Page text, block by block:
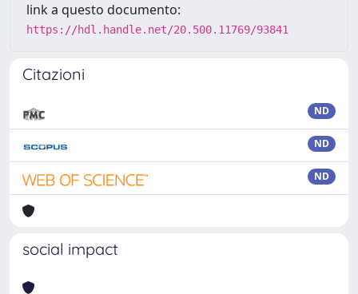
link a questo documento:
https://hdl.handle.net/20.500.11769/93841
Citazioni
ND
ND
ND
social impact